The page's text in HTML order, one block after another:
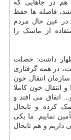
در جاهایی که
فاصله ها حفظ
در عین حال مردم
از ماسک را
داشت: خصلت
در همه گرفتاری
انتقال خون
انتقال خون کاملا
اتفاق می افتد و
کرده و تابحال
نماییم. ما یکی
و هم تابحال